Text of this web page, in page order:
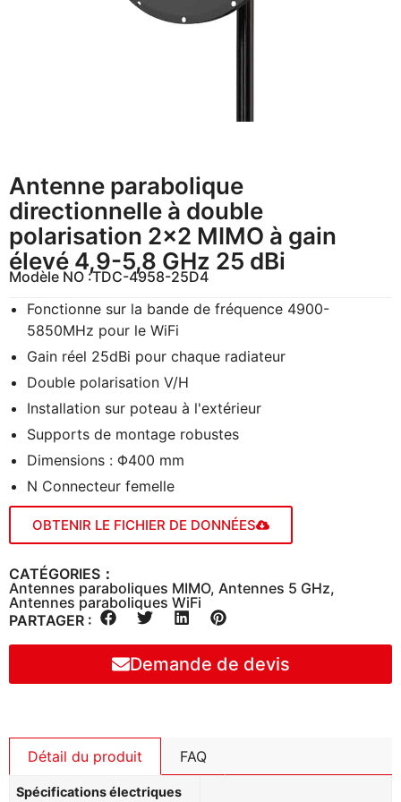
Antenne parabolique
directionnelle à double
polarisation 2×2 MIMO à gain
élevé 4,9-5,8 GHz 25 dBi
Modèle NO :TDC-4958-25D4
Fonctionne sur la bande de fréquence 4900-
5850MHz pour le WiFi
Gain réel 25dBi pour chaque radiateur
Double polarisation V/H
Installation sur poteau à l'extérieur
Supports de montage robustes
Dimensions : Φ400 mm
N Connecteur femelle
OBTENIR LE FICHIER DE DONNÉES
CATÉGORIES：
Antennes paraboliques MIMO, Antennes 5 GHz,
Antennes paraboliques WiFi
PARTAGER :
Demande de devis
Détail du produit FAQ
Spécifications électriques